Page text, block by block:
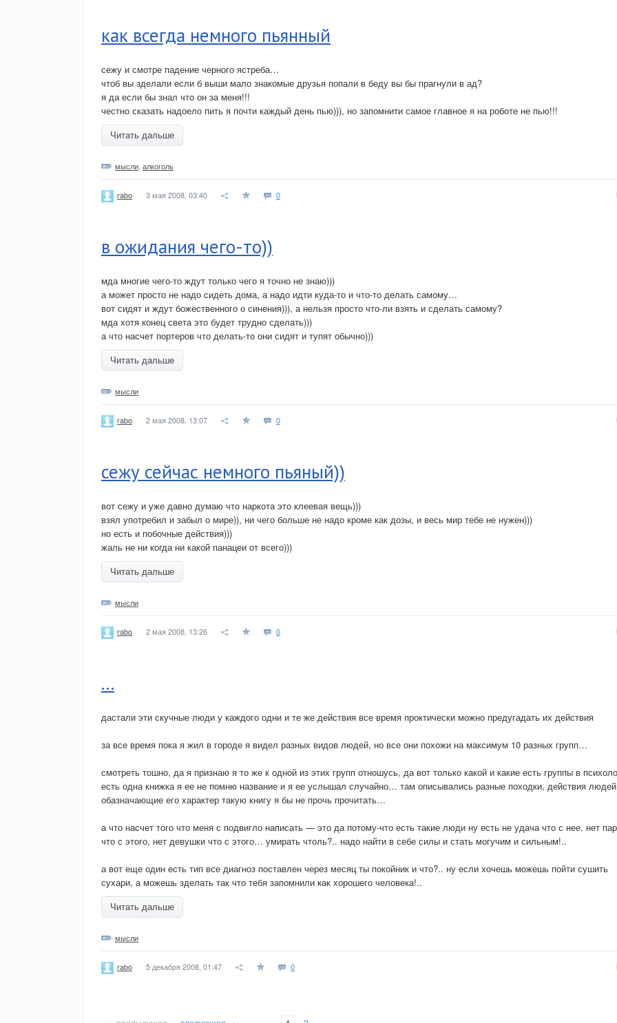
как всегда немного пьянный
сежу и смотре падение черного ястреба…
чтоб вы зделали если б выши мало знакомые друзья попали в беду вы бы прагнули в ад?
я да если бы знал что он за меня!!!
честно сказать надоело пить я почти каждый день пью))), но запомнити самое главное я на роботе не пью!!!
Читать дальше
мысли алкоголь
rabo 3 мая 2008, 03:40 0
в ожидания чего-то))
мда многие чего-то ждут только чего я точно не знаю)))
а может просто не надо сидеть дома, а надо идти куда-то и что-то делать самому…
вот сидят и ждут божественного о синения))), а нельзя просто что-ли взять и сделать самому?
мда хотя конец света это будет трудно сделать)))
а что насчет портеров что делать-то они сидят и тупят обычно)))
Читать дальше
мысли
rabo 2 мая 2008, 13:07 0
сежу сейчас немного пьяный))
вот сежу и уже давно думаю что наркота это клеевая вещь)))
взял употребил и забыл о мире)), ни чего больше не надо кроме как дозы, и весь мир тебе не нужен)))
но есть и побочные действия)))
жаль не ни когда ни какой панацеи от всего)))
Читать дальше
мысли
rabo 2 мая 2008, 13:26 0
...
дастали эти скучные люди у каждого одни и те же действия все время проктически можно предугадать их действия
за все время пока я жил в городе я видел разных видов людей, но все они похожи на максимум 10 разных групп…
смотреть тошно, да я признаю я то же к одной из этих групп отношусь, да вот только какой и какие есть группы в
есть одна книжка я ее не помню название и я ее услышал случайно… там описывались разные походки, действия людей
обазначающие его характер такую книгу я бы не прочь прочитать…
а что насчет того что меня с подвигло написать — это да потому-что есть такие люди ну есть не удача что с нее, нет
что с этого, нет девушки что с этого… умирать чтоль?.. надо найти в себе силы и стать могучим и сильным!..
а вот еще один есть тип все диагноз поставлен через месяц ты покойник и что?.. ну если хочешь можешь пойти сушить
сухари, а можешь зделать так что тебя запомнили как хорошего человека!..
Читать дальше
мысли
rabo 5 декабря 2008, 01:47 0